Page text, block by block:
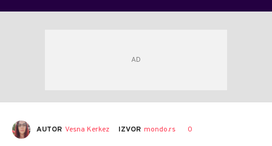
AUTOR Vesna Kerkez IZVOR mondo.rs 0